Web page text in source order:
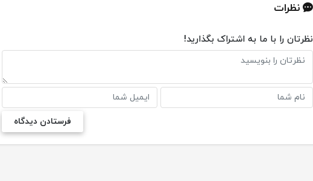
نظرات
نظرتان را با ما به اشتراک بگذارید!